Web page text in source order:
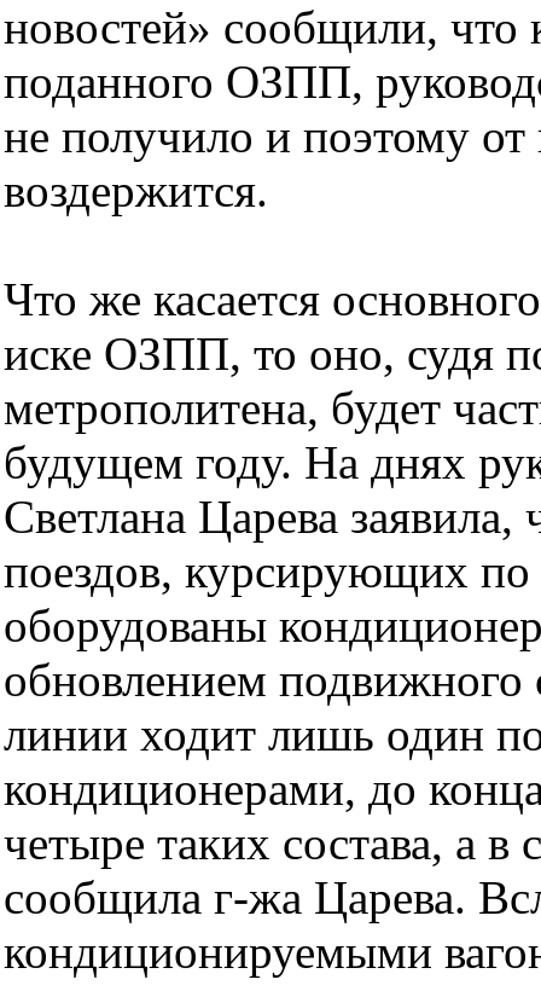
новостей» сообщили, что
поданного ОЗПП,
не получило и поэтому
воздержится.
Что же касается
иске ОЗПП, то оно, судя
метрополитена, будет
будущем году. На днях
Светлана Царева
поездов, курсирующих
оборудованы
обновлением подвижного
линии ходит лишь один
кондиционерами, до
четыре таких состава, а
сообщила г-жа Царева.
кондиционируемыми